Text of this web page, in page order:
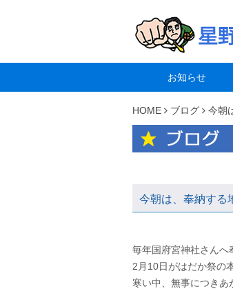
お知らせ
HOME ブログ 今朝
今朝は、奉納する
毎年国府宮神社さんへ
2月10日がはだか祭の
寒い中、無事につきあ